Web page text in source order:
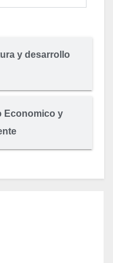
y desarrollo
Economico y